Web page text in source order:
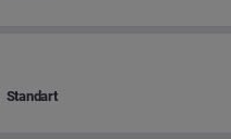
Standart